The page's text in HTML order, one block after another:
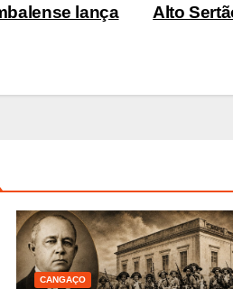
Alto
lança
CANGAÇO